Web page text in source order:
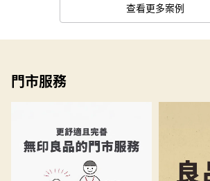
查看更多案例
門市服務